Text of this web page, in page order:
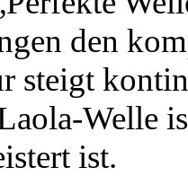
den
steigt
Welle
ist.